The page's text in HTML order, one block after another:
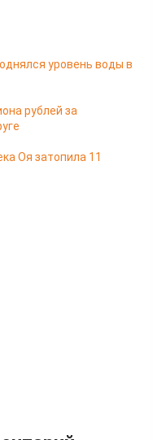
уровень воды в
рублей за
Оя затопила 11